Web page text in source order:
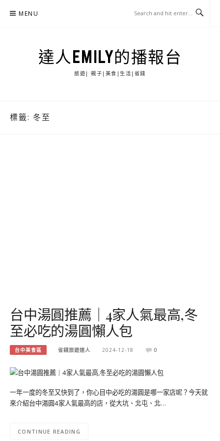
MENU
達人EMILY的播報台
旅遊| 親子|美食|生活|省錢
標籤: 冬至
台中湯圓推薦｜4家人氣最高,冬
至必吃的湯圓懶人包
台中美食區 省錢旅遊達人 2024-12-18 0
一年一度的冬至又快到了，你心目中必吃的湯圓是哪一家店呢？今天就
來介紹台中湯圓4家人氣最高的店，從大坑、北屯、北…
CONTINUE READING